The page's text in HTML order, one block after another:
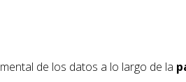
de los datos a lo largo de la